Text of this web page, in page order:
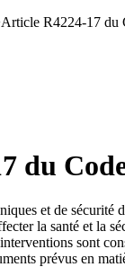
Article R4224-17 du
du
et de
la santé et la
sont
prévus en